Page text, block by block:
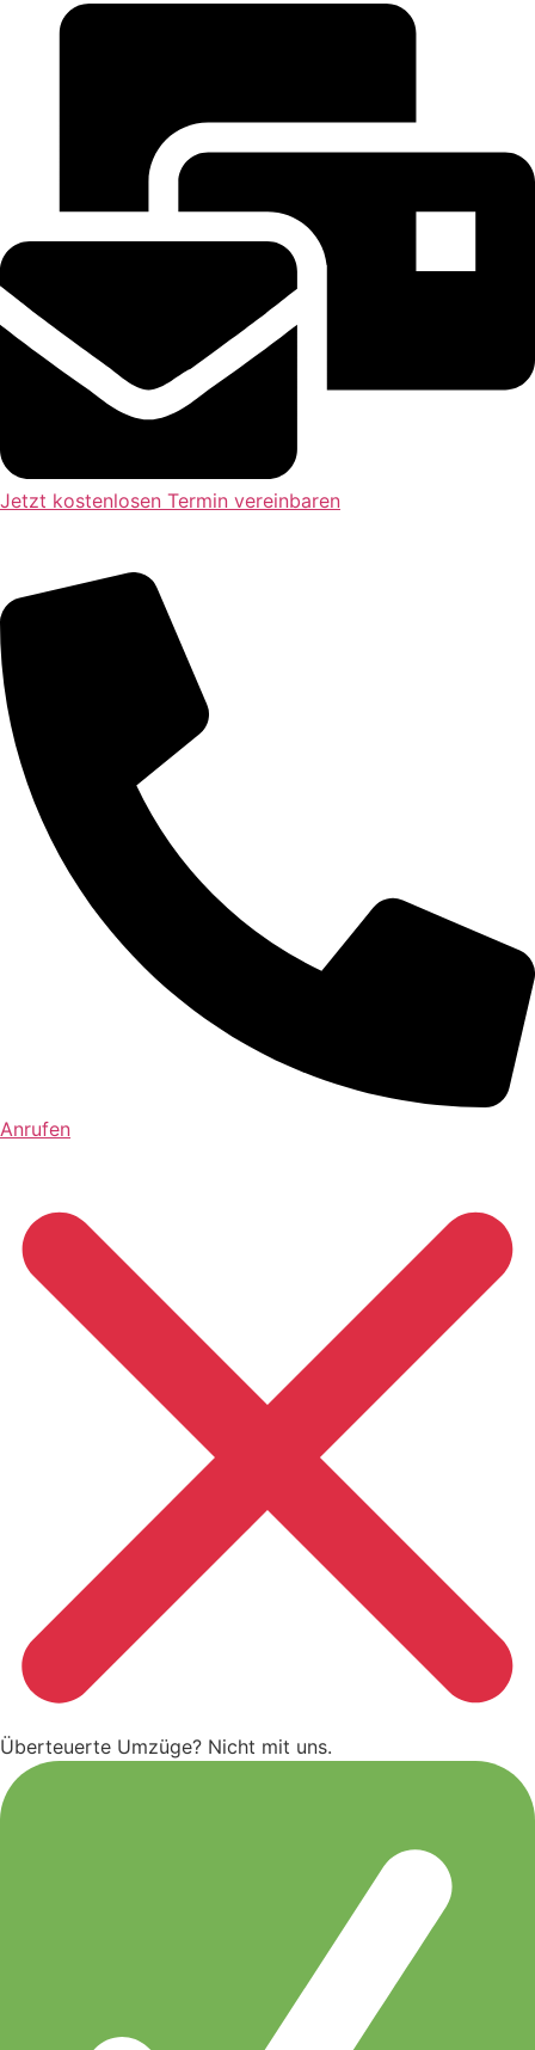
Jetzt kostenlosen Termin vereinbaren
Anrufen
Überteuerte Umzüge? Nicht mit uns.